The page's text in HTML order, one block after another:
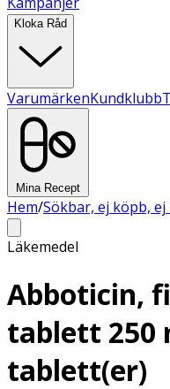
Kloka Råd
VarumärkenKundklubb
Mina Recept
Hem/Sökbar, ej köpb, ej
Läkemedel
Abboticin,
tablett 250
tablett(er)